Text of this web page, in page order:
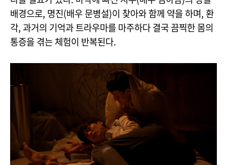
배경으로, 명진(배우 문병설)이 찾아와 함께 약을 하며, 환
각, 과거의 기억과 트라우마를 마주하다 결국 끔찍한 몸의
통증을 겪는 체험이 반복된다.